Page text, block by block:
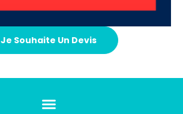
Je Souhaite Un Devis